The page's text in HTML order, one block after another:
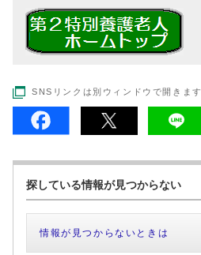
SNSリンクは別ウィンドウで開きます
探している情報が見つからない
情報が見つからないときは